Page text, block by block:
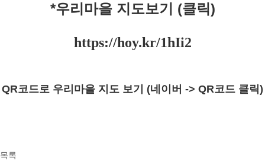
*우리마을 지도보기 (클릭)
https://hoy.kr/1hIi2
QR코드로 우리마을 지도 보기 (네이버 -> QR코드 클릭)
목록